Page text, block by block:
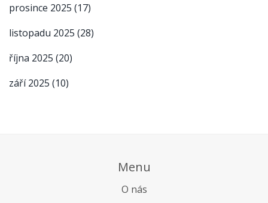
prosince 2025 (17)
listopadu 2025 (28)
října 2025 (20)
září 2025 (10)
Menu
O nás